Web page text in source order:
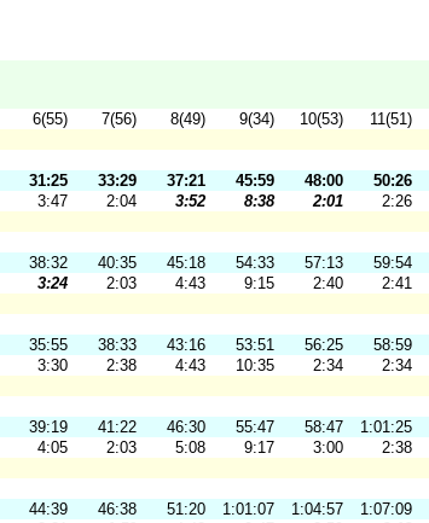
6(55) 7(56) 8(49) 9(34) 10(53) 11(51)
31:25 33:29 37:21 45:59 48:00 50:26
3:47 2:04 3:52 8:38 2:01 2:26
38:32 40:35 45:18 54:33 57:13 59:54
3:24 2:03 4:43 9:15 2:40 2:41
35:55 38:33 43:16 53:51 56:25 58:59
3:30 2:38 4:43 10:35 2:34 2:34
39:19 41:22 46:30 55:47 58:47 1:01:25
4:05 2:03 5:08 9:17 3:00 2:38
44:39 46:38 51:20 1:01:07 1:04:57 1:07:09